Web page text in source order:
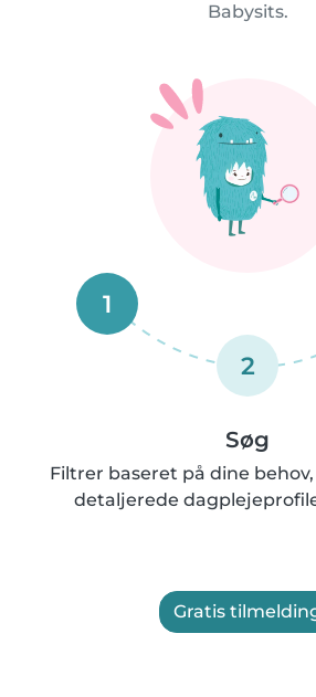
Babysits.
1
2
Søg
Filtrer baseret på dine
detaljerede
Gratis